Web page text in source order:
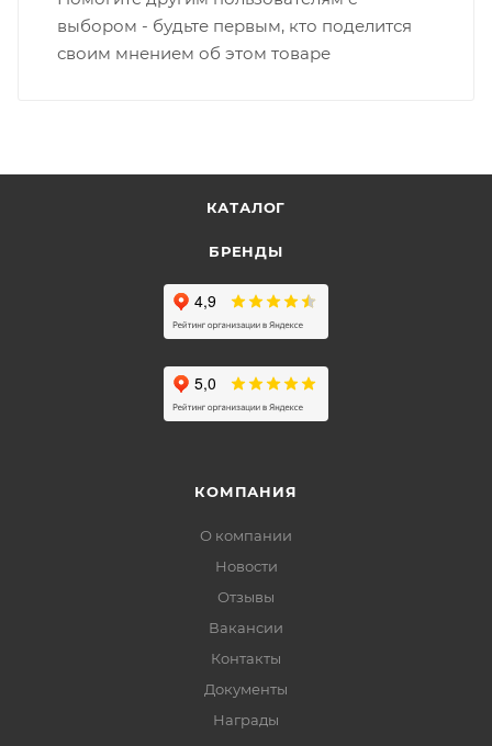
выбором - будьте первым, кто поделится
своим мнением об этом товаре
КАТАЛОГ
БРЕНДЫ
КОМПАНИЯ
О компании
Новости
Отзывы
Вакансии
Контакты
Документы
Награды